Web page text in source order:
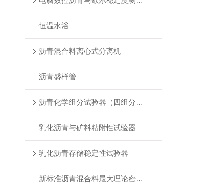
恒温水浴
沥青混合料离心式分离机
沥青盛样管
沥青化学组分试验器（四组分法）
乳化沥青与矿料粘附性试验器
乳化沥青存储稳定性试验器
新标准沥青混合料最大理论密度仪